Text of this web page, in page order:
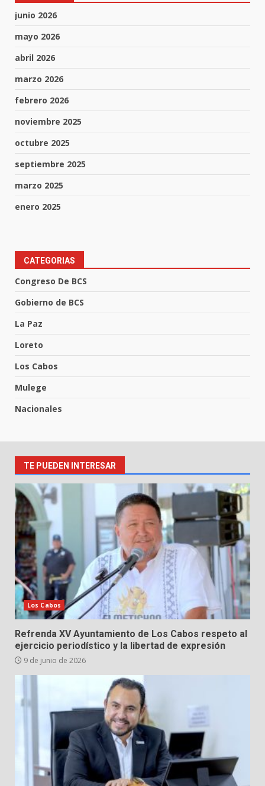
junio 2026
mayo 2026
abril 2026
marzo 2026
febrero 2026
noviembre 2025
octubre 2025
septiembre 2025
marzo 2025
enero 2025
CATEGORIAS
Congreso De BCS
Gobierno de BCS
La Paz
Loreto
Los Cabos
Mulege
Nacionales
TE PUEDEN INTERESAR
Los Cabos
Refrenda XV Ayuntamiento de Los Cabos respeto al
ejercicio periodístico y la libertad de expresión
9 de junio de 2026